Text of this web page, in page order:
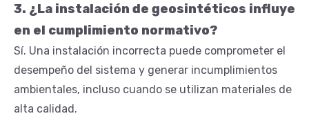
3. ¿La instalación de geosintéticos influye
en el cumplimiento normativo?
Sí. Una instalación incorrecta puede comprometer el
desempeño del sistema y generar incumplimientos
ambientales, incluso cuando se utilizan materiales de
alta calidad.